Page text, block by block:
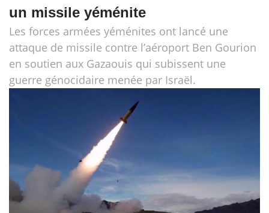
un missile yéménite
Les forces armées yéménites ont lancé une
attaque de missile contre l’aéroport Ben Gourion
en soutien aux Gazaouis qui subissent une
guerre génocidaire menée par Israël.